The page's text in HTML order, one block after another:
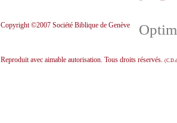
Copyright ©2007 Société Biblique de Genève
Reproduit avec aimable autorisation. Tous droits réservés.